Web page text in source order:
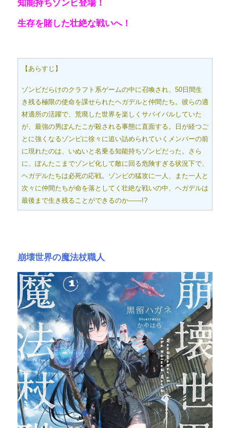
知能持ちゾンビ登場！
生存を賭した壮絶な戦いへ！
【あらすじ】
ゾンビだらけのクラフト系ゲームの中に召喚され、50日間生
き残る極限の使命を課せられたヘガデルと仲間たち。彼らの適
材適所の活躍で、荒廃した世界を楽しくサバイバルしていた
が、最強の男ぽんたこが殺される事態に直面する。日が経つご
とに強くなるゾンビに徐々に追い詰められていくメンバーの前
に現れたのは、いぬいと名乗る知能持ちゾンビだった。さら
に、ぽんたこまでゾンビ化して敵に回る危険すぎる状況下で、
ヘガデルたちは必死の応戦。ゾンビの猛攻に一人、また一人と
次々に仲間たちが命を落としてく壮絶な戦いの中、ヘガデルは
最後まで生き残ることができるのか――!?
崩壊世界の魔法杖職人